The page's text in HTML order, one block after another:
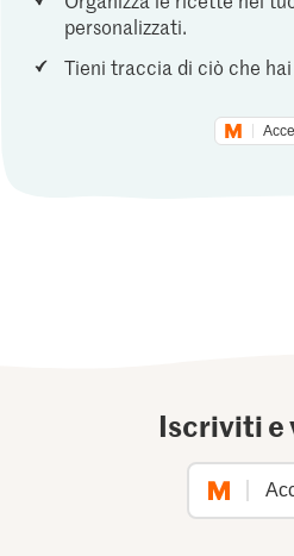
personalizzati.
Tieni traccia di ciò che
Iscriviti e